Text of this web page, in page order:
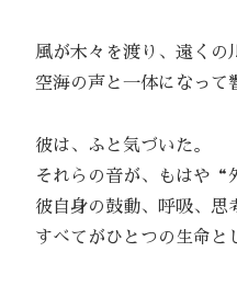
風が木々を渡り、遠くの
空海の声と一体になって
彼は、ふと気づいた。
それらの音が、もはや“
彼自身の鼓動、呼吸、思
すべてがひとつの生命と